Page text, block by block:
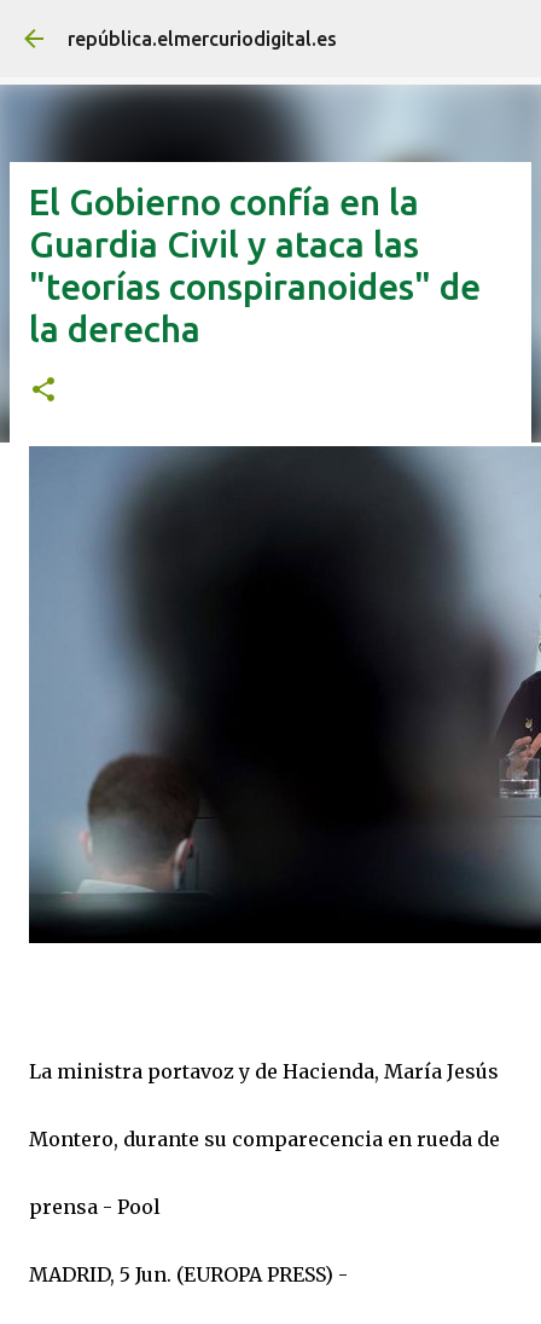
Ir al contenido principal
república.elmercuriodigital.es
El Gobierno confía en la
Guardia Civil y ataca las
"teorías conspiranoides" de
la derecha
La ministra portavoz y de Hacienda, María Jesús
Montero, durante su comparecencia en rueda de
prensa - Pool
MADRID, 5 Jun. (EUROPA PRESS) -